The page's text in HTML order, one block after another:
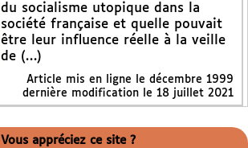
du socialisme utopique dans la
société française et quelle pouvait
être leur influence réelle à la veille
de (…)
Article mis en ligne le décembre 1999
dernière modification le 18 juillet 2021
Vous appréciez ce site ?